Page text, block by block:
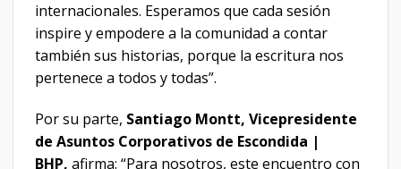
internacionales. Esperamos que cada sesión
inspire y empodere a la comunidad a contar
también sus historias, porque la escritura nos
pertenece a todos y todas”.
Por su parte, Santiago Montt, Vicepresidente
de Asuntos Corporativos de Escondida |
BHP, afirma: “Para nosotros, este encuentro con